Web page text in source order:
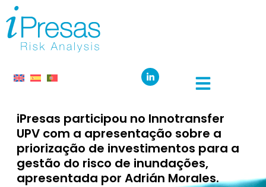
iPresas participou no Innotransfer
UPV com a apresentação sobre a
priorização de investimentos para a
gestão do risco de inundações,
apresentada por Adrián Morales.